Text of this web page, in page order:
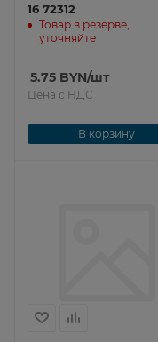
16 72312
Товар в резерве,
уточняйте
5.75 BYN/шт
Цена с НДС
В корзину